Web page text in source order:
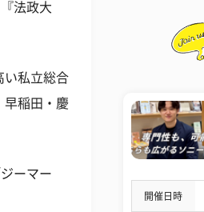
法政大
い私立総合
早稲田・慶
ーマー
開催日時